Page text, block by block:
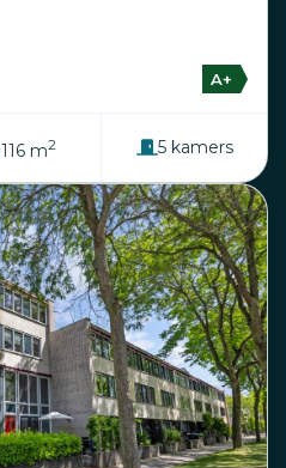
A+
116 m2 5 kamers